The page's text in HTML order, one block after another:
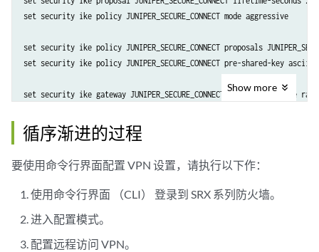
set security ike policy JUNIPER_SECURE_CONNECT mode aggressive
set security ike policy JUNIPER_SECURE_CONNECT proposals
set security ike policy JUNIPER_SECURE_CONNECT pre-shared-key ascii-
set security ike gateway JUNIPER_SECURE_CONNECT dynamic hostname
set security ike gateway JUNIPER_SECURE_CONNECT ike-policy
set security ike gateway JUNIPER_SECURE_CONNECT dead-peer-detection
set security ike gateway JUNIPER_SECURE_CONNECT dead-peer-
set security ike gateway JUNIPER_SECURE_CONNECT version v1-only
set security ike gateway JUNIPER_SECURE_CONNECT tcp-encap-profile
Show more
循序渐进的过程
要使用命令行界面配置 VPN 设置，请执行以下作：
使用命令行界面 （CLI） 登录到 SRX 系列防火墙。
进入配置模式。
配置远程访问 VPN。